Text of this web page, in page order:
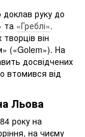
руку до
та «Греблі».
він
(«Golem»). На
досвідчених
втомився від
Льова
року на
на чиєму